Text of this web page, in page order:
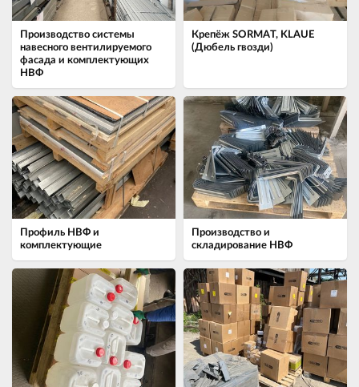
Производство системы
навесного вентилируемого
фасада и комплектующих
НВФ
Крепёж SORMAT, KLAUE
(Дюбель гвозди)
Профиль НВФ и
комплектующие
Производство и
складирование НВФ